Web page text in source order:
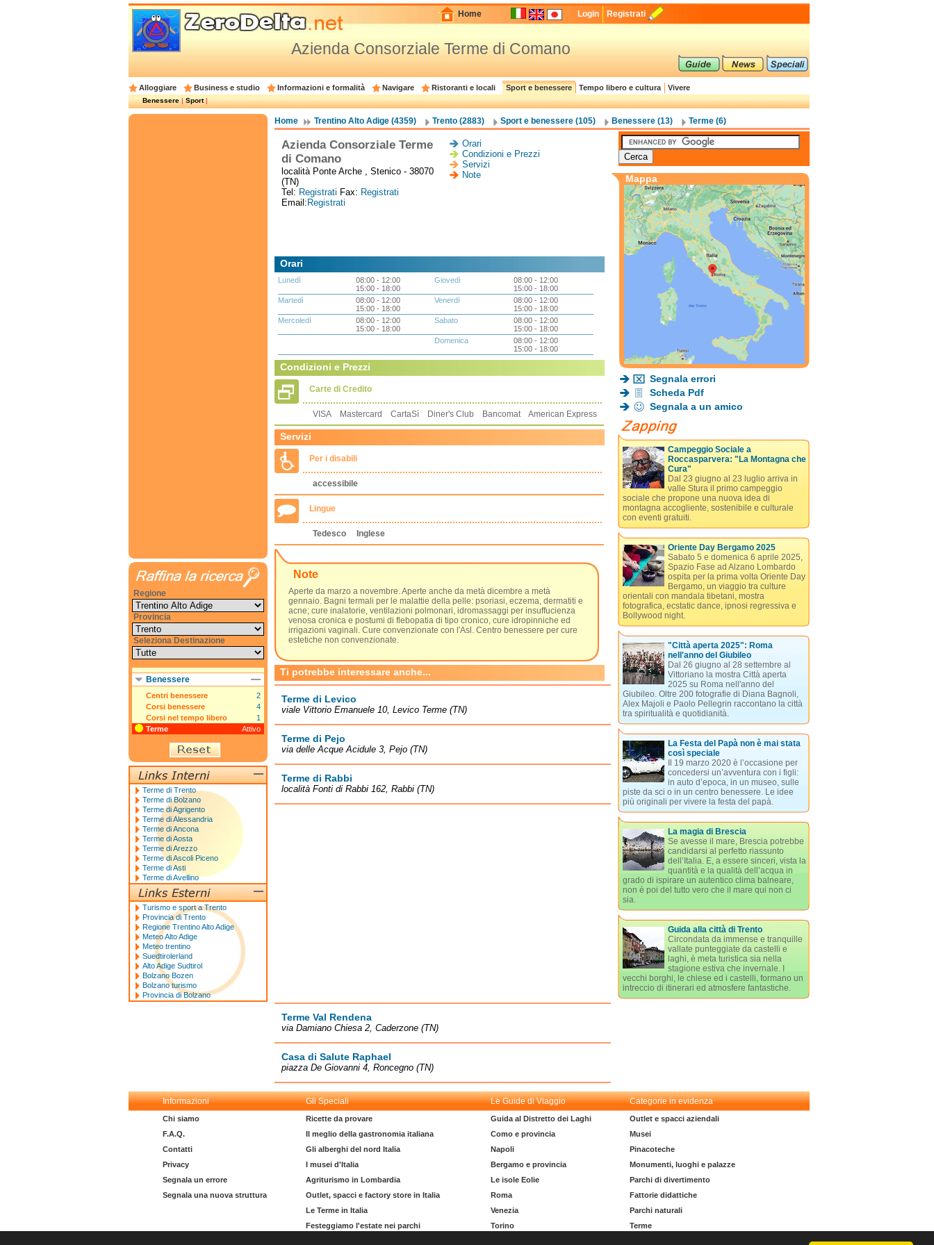
Home Login Registrati
Azienda Consorziale Terme di Comano
Alloggiare Business e studio Informazioni e formalità Navigare Ristoranti e locali Sport e benessere Tempo libero e cultura Vivere
Benessere|Sport|
Home Trentino Alto Adige (4359) Trento (2883) Sport e benessere (105) Benessere (13) Terme (6)
Azienda Consorziale Terme
di Comano
Orari
Condizioni e Prezzi
Servizi
Note
località Ponte Arche , Stenico - 38070
(TN)
Tel: Registrati Fax: Registrati
Email: Registrati
Orari
Lunedì
08:00 - 12:00
15:00 - 18:00
Martedì
08:00 - 12:00
15:00 - 18:00
Mercoledì
08:00 - 12:00
15:00 - 18:00
Giovedì
08:00 - 12:00
15:00 - 18:00
Venerdì
08:00 - 12:00
15:00 - 18:00
Sabato
08:00 - 12:00
15:00 - 18:00
Domenica
08:00 - 12:00
15:00 - 18:00
Condizioni e Prezzi
Carte di Credito
VISA Mastercard CartaSì Diner's Club Bancomat American Express
Servizi
Per i disabili
accessibile
Lingue
Tedesco Inglese
Note
Aperte da marzo a novembre. Aperte anche da metà dicembre a metà
gennaio. Bagni termali per le malattie della pelle: psoriasi, eczema, dermatiti e
acne; cure inalatorie, ventilazioni polmonari, idromassaggi per insuffucienza
venosa cronica e postumi di flebopatia di tipo cronico, cure idropinniche ed
irrigazioni vaginali. Cure convenzionate con l'Asl. Centro benessere per cure
estetiche non convenzionate.
Ti potrebbe interessare anche...
Terme di Levico
viale Vittorio Emanuele 10, Levico Terme (TN)
Terme di Pejo
via delle Acque Acidule 3, Pejo (TN)
Terme di Rabbi
località Fonti di Rabbi 162, Rabbi (TN)
Terme Val Rendena
via Damiano Chiesa 2, Caderzone (TN)
Casa di Salute Raphael
piazza De Giovanni 4, Roncegno (TN)
Mappa
Segnala errori
Scheda Pdf
Segnala a un amico
Campeggio Sociale a
Roccasparvera: "La Montagna che
Cura"
Dal 23 giugno al 23 luglio arriva in
valle Stura il primo campeggio
sociale che propone una nuova idea di
montagna accogliente, sostenibile e culturale
con eventi gratuiti.
Oriente Day Bergamo 2025
Sabato 5 e domenica 6 aprile 2025,
Spazio Fase ad Alzano Lombardo
ospita per la prima volta Oriente Day
Bergamo, un viaggio tra culture
orientali con mandala tibetani, mostra
fotografica, ecstatic dance, ipnosi regressiva e
Bollywood night.
"Città aperta 2025": Roma
nell'anno del Giubileo
Dal 26 giugno al 28 settembre al
Vittoriano la mostra Città aperta
2025 su Roma nell'anno del
Giubileo. Oltre 200 fotografie di Diana Bagnoli,
Alex Majoli e Paolo Pellegrin raccontano la città
tra spiritualità e quotidianità.
La Festa del Papà non è mai stata
così speciale
Il 19 marzo 2020 è l’occasione per
concedersi un’avventura con i figli:
in auto d’epoca, in un museo, sulle
piste da sci o in un centro benessere. Le idee
più originali per vivere la festa del papà.
La magia di Brescia
Se avesse il mare, Brescia potrebbe
candidarsi al perfetto riassunto
dell’Italia. E, a essere sinceri, vista la
quantità e la qualità dell’acqua in
grado di ispirare un autentico clima balneare,
non è poi del tutto vero che il mare qui non ci
sia.
Guida alla città di Trento
Circondata da immense e tranquille
vallate punteggiate da castelli e
laghi, è meta turistica sia nella
stagione estiva che invernale. I
vecchi borghi, le chiese ed i castelli, formano un
intreccio di itinerari ed atmosfere fantastiche.
Regione
Provincia
Seleziona Destinazione
Benessere
Centri benessere
2
Corsi benessere
4
Corsi nel tempo libero
1
Terme
Attivo
Terme di Trento
Terme di Bolzano
Terme di Agrigento
Terme di Alessandria
Terme di Ancona
Terme di Aosta
Terme di Arezzo
Terme di Ascoli Piceno
Terme di Asti
Terme di Avellino
Turismo e sport a Trento
Provincia di Trento
Regione Trentino Alto Adige
Meteo Alto Adige
Meteo trentino
Suedtirolerland
Alto Adige Sudtirol
Bolzano Bozen
Bolzano turismo
Provincia di Bolzano
Informazioni Gli Speciali Le Guide di Viaggio Categorie in evidenza
Chi siamo
F.A.Q.
Contatti
Privacy
Segnala un errore
Segnala una nuova struttura
Ricette da provare
Il meglio della gastronomia italiana
Gli alberghi del nord Italia
I musei d'Italia
Agriturismo in Lombardia
Outlet, spacci e factory store in Italia
Le Terme in Italia
Festeggiamo l'estate nei parchi
Guida al Distretto dei Laghi
Como e provincia
Napoli
Bergamo e provincia
Le isole Eolie
Roma
Venezia
Torino
Outlet e spacci aziendali
Musei
Pinacoteche
Monumenti, luoghi e palazze
Parchi di divertimento
Fattorie didattiche
Parchi naturali
Terme